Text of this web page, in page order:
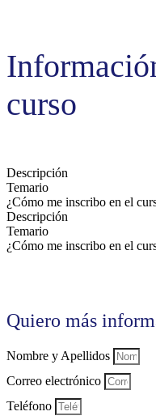
curso
Descripción
Temario
¿Cómo me inscribo en el
Descripción
Temario
¿Cómo me inscribo en el
Quiero más
Nombre y Apellidos
Correo electrónico
Teléfono